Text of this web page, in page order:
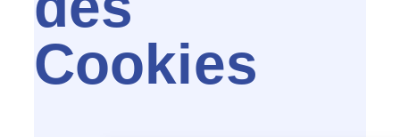
Cookies